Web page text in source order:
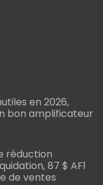
en 2026,
bon amplificateur
réduction
87 $ AF1
de ventes